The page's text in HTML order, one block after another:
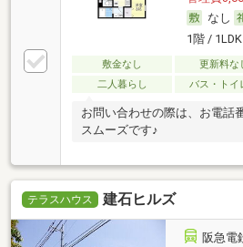
なし
1階 /
敷金なし 更新料な
二人暮らし
バス・トイ
お問い合わせの際は、お電話
スムーズです♪
テラスハウス 建石ヒルズ
阪急電